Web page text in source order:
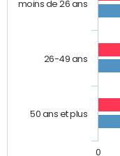
moins de 26 ans
26-49 ans
50 ans et plus
0